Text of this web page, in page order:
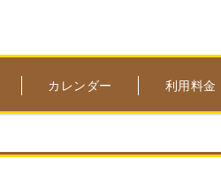
カレンダー 利用料金